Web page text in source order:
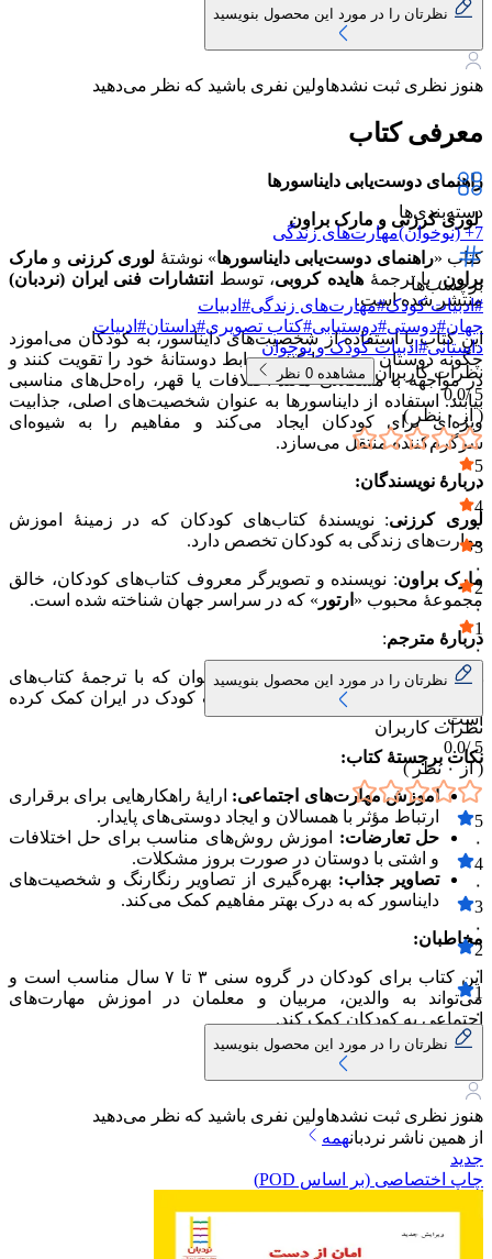
نظرتان را در مورد این محصول بنویسید
هنوز نظری ثبت نشدهاولین نفری باشید که نظر می‌دهید
معرفی کتاب
راهنمای دوست‌یابی دایناسورها
لوری کرزنی و مارک براون
کتاب «راهنمای دوست‌یابی دایناسورها» نوشتهٔ لوری کرزنی و مارک
براون، با ترجمهٔ هایده کروبی، توسط
انتشارات فنی ایران (نردبان)
منتشر شده است.
این کتاب با استفاده از شخصیت‌های دایناسور، به کودکان می‌اموزد
چگونه دوستان جدید پیدا کنند، روابط دوستانهٔ خود را تقویت کنند و
در مواجهه با مشکلاتی مانند اختلافات یا قهر، راه‌حل‌های مناسبی
بیابند. استفاده از دایناسورها به عنوان شخصیت‌های اصلی، جذابیت
ویژه‌ای برای کودکان ایجاد می‌کند و مفاهیم را به شیوه‌ای
سرگرم‌کننده منتقل می‌سازد.
دربارهٔ نویسندگان:
لوری کرزنی: نویسندهٔ کتاب‌های کودکان که در زمینهٔ اموزش
مهارت‌های زندگی به کودکان تخصص دارد.
مارک براون: نویسنده و تصویرگر معروف کتاب‌های کودکان، خالق
مجموعهٔ محبوب « ارتور » که در سراسر جهان شناخته شده است.
دربارهٔ مترجم:
هایده کروبی ، مترجم اثار کودک و نوجوان که با ترجمهٔ کتاب‌های
اموزشی و داستانی، به گسترش ادبیات کودک در ایران کمک کرده
است.
نکات برجستهٔ کتاب:
اموزش مهارت‌های اجتماعی: ارایهٔ راهکارهایی برای برقراری
ارتباط مؤثر با همسالان و ایجاد دوستی‌های پایدار.
حل تعارضات:
اموزش روش‌های مناسب برای حل اختلافات
و اشتی با دوستان در صورت بروز مشکلات.
تصاویر جذاب: بهره‌گیری از تصاویر رنگارنگ و شخصیت‌های
دایناسور که به درک بهتر مفاهیم کمک می‌کند.
مخاطبان:
این کتاب برای کودکان در گروه سنی ۳ تا ۷ سال مناسب است و
می‌تواند به والدین، مربیان و معلمان در اموزش مهارت‌های
اجتماعی به کودکان کمک کند.
دسته‌بندی‌ها
7+ (نوخوان)
مهارت‌های زندگی
برچسب‌ها
#ادبیات کودک#مهارت‌های زندگی# ادبیات
جهان#دوستی#دوستیابی#کتاب تصویری#داستان# ادبیات
داستانی# ادبیات کودک و نوجوان
نظرات کاربران
مشاهده 0 نظر
5 /
0.0
( از
۰ نظر )
5
۰
4
۰
3
۰
2
۰
1
۰
نظرتان را در مورد این محصول بنویسید
نظرات کاربران
5 /
0.0
( از ۰ نظر )
5
۰
4
۰
3
۰
2
۰
1
۰
نظرتان را در مورد این محصول بنویسید
هنوز نظری ثبت نشدهاولین نفری باشید که نظر می‌دهید
از همین ناشر نردبانهمه
جدید
چاپ اختصاصی (بر اساس POD)